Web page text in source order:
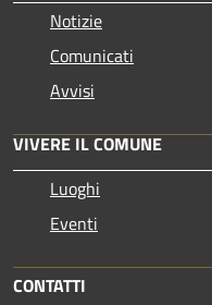
Notizie
Comunicati
Avvisi
VIVERE IL COMUNE
Luoghi
Eventi
CONTATTI